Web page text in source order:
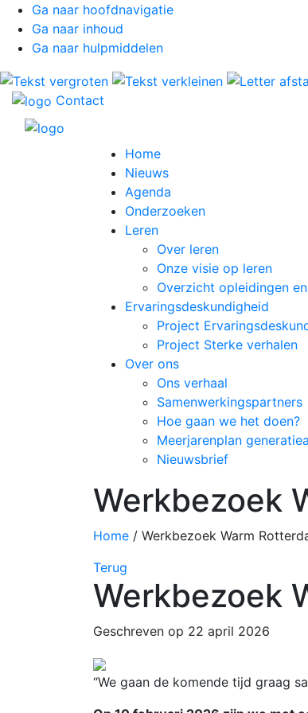
Ga naar hoofdnavigatie
Ga naar inhoud
Ga naar hulpmiddelen
Contact
Home
Nieuws
Agenda
Onderzoeken
Leren
Over leren
Onze visie op leren
Overzicht opleidingen
Ervaringsdeskundigheid
Project
Project Sterke verhalen
Over ons
Ons verhaal
Samenwerkingspartners
Hoe gaan we het doen?
Meerjarenplan
Nieuwsbrief
Werkbezoek
Home / Werkbezoek Warm
Terug
Werkbezoek
Geschreven op 22 april 2026
“We gaan de komende tijd graag